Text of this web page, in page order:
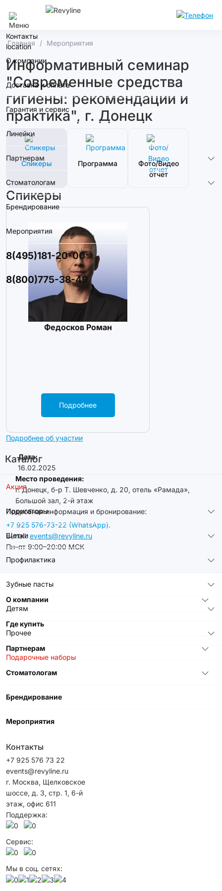
Контакты
О компании
Доставка и оплата
Гарантия и сервис
Линейки
Партнерам
Стоматологам
Брендирование
Мероприятия
8(495)181-20-00
8(800)775-38-49
Каталог
Акция
Ирригаторы
Щетки
Профилактика
Зубные пасты
Детям
Прочее
Подарочные наборы
Главная Мероприятия
Информативный семинар
"Современные средства
гигиены: рекомендации и
практика", г. Донецк
Спикеры Программа
Фото/Видео
отчет
Спикеры
Федосков Роман
Подробнее
Подробнее об участии
Дата:
16.02.2025
Место проведения:
г. Донецк, б-р Т. Шевченко, д. 20, отель «Рамада»,
Большой зал, 2-й этаж
Подробная информация и бронирование:
+7 925 576-73-22 (WhatsApp).
E-mail: events@revyline.ru
Пн–пт 9:00–20:00 МСК
О компании
Где купить
Партнерам
Стоматологам
Брендирование
Мероприятия
Контакты
+7 925 576 73 22
events@revyline.ru
г. Москва, Щелковское
шоссе, д. 3, стр. 1, 6-й
этаж, офис 611
Поддержка:
Сервис:
Мы в соц. сетях: